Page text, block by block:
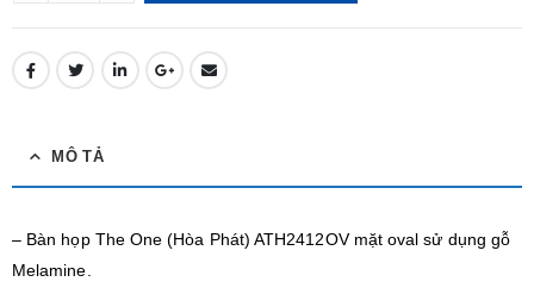
MÔ TẢ
– Bàn họp The One (Hòa Phát) ATH2412OV mặt oval sử dụng gỗ
Melamine.